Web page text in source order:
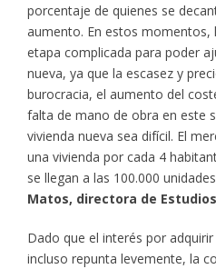
porcentaje de quienes se
aumento. En estos momentos,
etapa complicada para poder
nueva, ya que la escasez y
burocracia, el aumento del
falta de mano de obra en este
vivienda nueva sea difícil. El
una vivienda por cada 4
se llegan a las 100.000
Matos, directora de
Dado que el interés por
incluso repunta levemente, la